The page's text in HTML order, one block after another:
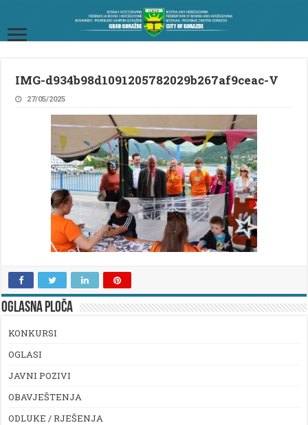
IMG-d934b98d1091205782029b267af9ceac-V
27/05/2025
OGLASNA PLOČA
KONKURSI
OGLASI
JAVNI POZIVI
OBAVJEŠTENJA
ODLUKE / RJEŠENJA